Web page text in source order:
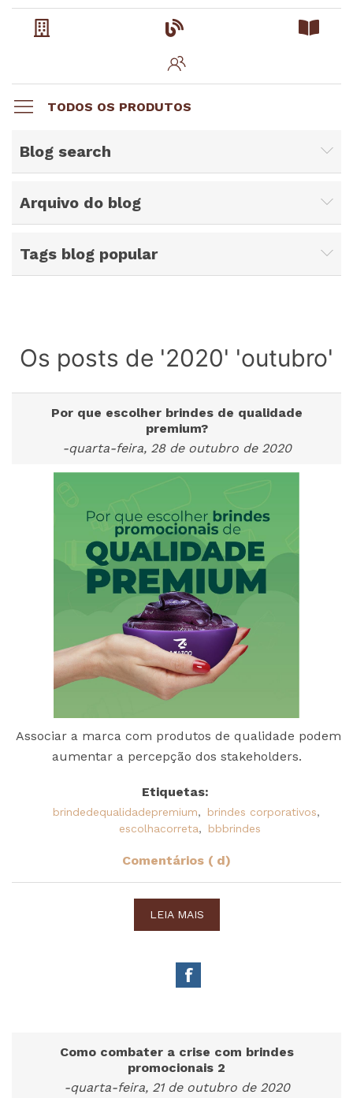
TODOS OS PRODUTOS
Blog search
Arquivo do blog
Tags blog popular
Os posts de '2020' 'outubro'
Por que escolher brindes de qualidade
premium?
-quarta-feira, 28 de outubro de 2020
Associar a marca com produtos de qualidade podem
aumentar a percepção dos stakeholders.
Etiquetas:
brindedequalidadepremium, brindes corporativos,
escolhacorreta, bbbrindes
Comentários ( d)
LEIA MAIS
Como combater a crise com brindes
promocionais 2
-quarta-feira, 21 de outubro de 2020